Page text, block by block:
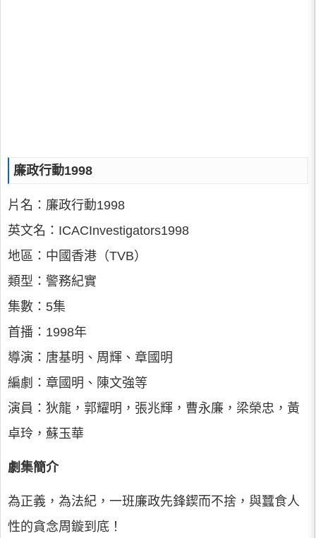
廉政行動1998
片名：廉政行動1998
英文名：ICACInvestigators1998
地區：中國香港（TVB）
類型：警務紀實
集數：5集
首播：1998年
導演：唐基明、周輝、章國明
編劇：章國明、陳文強等
演員：狄龍，郭耀明，張兆輝，曹永廉，梁榮忠，黃
卓玲，蘇玉華
劇集簡介
為正義，為法紀，一班廉政先鋒鍥而不捨，與蠶食人
性的貪念周鏇到底！